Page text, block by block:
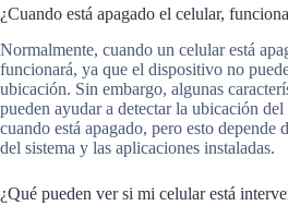
¿Cuando está apagado el celular,
Normalmente, cuando un celular está
funcionará, ya que el dispositivo no
ubicación. Sin embargo, algunas
pueden ayudar a detectar la ubicación
cuando está apagado, pero esto depende
del sistema y las aplicaciones instaladas.
¿Qué pueden ver si mi celular está